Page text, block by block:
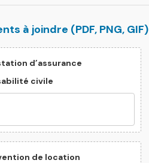
à joindre (PDF, PNG, GIF)
d’assurance
civile
de location